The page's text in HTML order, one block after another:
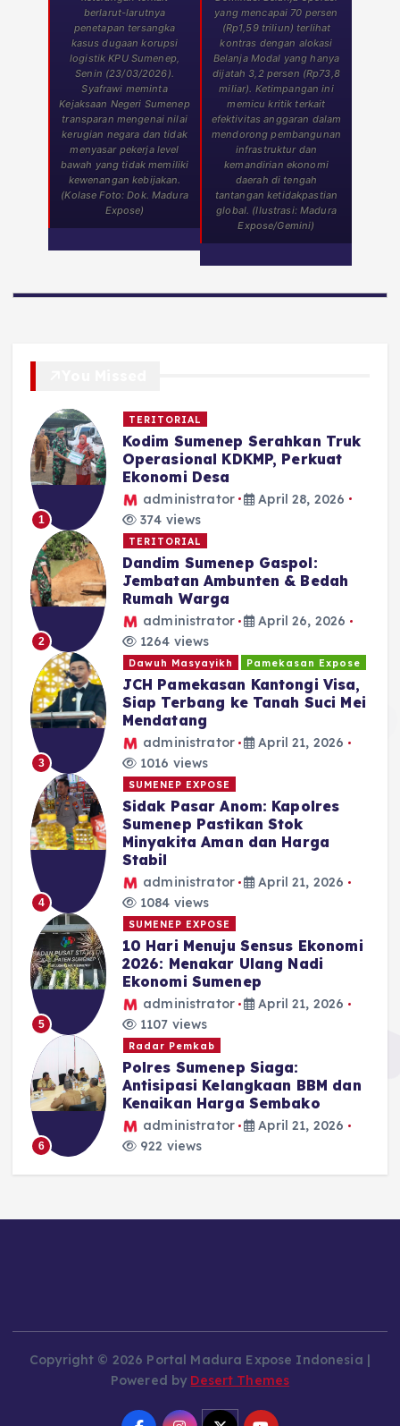
berlarut-larutnya
penetapan tersangka
kasus dugaan korupsi
logistik KPU Sumenep,
Senin (23/03/2026).
Syafrawi meminta
Kejaksaan Negeri Sumenep
transparan mengenai nilai
kerugian negara dan tidak
menyasar pekerja level
bawah yang tidak memiliki
kewenangan kebijakan.
(Kolase Foto: Dok. Madura
Expose)
yang mencapai 70 persen
(Rp1,59 triliun) terlihat
kontras dengan alokasi
Belanja Modal yang hanya
dijatah 3,2 persen (Rp73,8
miliar). Ketimpangan ini
memicu kritik terkait
efektivitas anggaran dalam
mendorong pembangunan
infrastruktur dan
kemandirian ekonomi
daerah di tengah
tantangan ketidakpastian
global. (Ilustrasi: Madura
Expose/Gemini)
1
TERITORIAL
Kodim Sumenep Serahkan Truk
Operasional KDKMP, Perkuat
Ekonomi Desa
administrator
April 28, 2026
374 views
2
TERITORIAL
Dandim Sumenep Gaspol:
Jembatan Ambunten & Bedah
Rumah Warga
administrator
April 26, 2026
1264 views
3
Dawuh Masyayikh Pamekasan Expose
JCH Pamekasan Kantongi Visa,
Siap Terbang ke Tanah Suci Mei
Mendatang
administrator
April 21, 2026
1016 views
4
SUMENEP EXPOSE
Sidak Pasar Anom: Kapolres
Sumenep Pastikan Stok
Minyakita Aman dan Harga
Stabil
administrator
April 21, 2026
1084 views
5
SUMENEP EXPOSE
10 Hari Menuju Sensus Ekonomi
2026: Menakar Ulang Nadi
Ekonomi Sumenep
administrator
April 21, 2026
1107 views
6
Radar Pemkab
Polres Sumenep Siaga:
Antisipasi Kelangkaan BBM dan
Kenaikan Harga Sembako
administrator
April 21, 2026
922 views
Copyright © 2026 Portal Madura Expose Indonesia |
Powered by Desert Themes